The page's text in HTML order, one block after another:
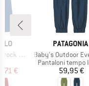
Finjaa
ridotto
€
MARCHIO
PATAGONIA
Articolo
Baby's Outdoor Everyday
Gruppo di
Pantaloni tempo
Prezzo
59,95 €